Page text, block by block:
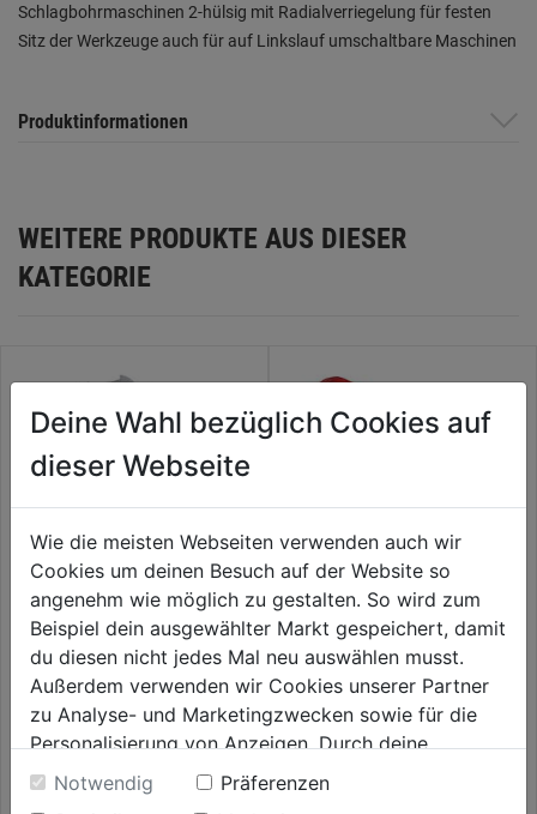
Schlagbohrmaschinen 2-hülsig mit Radialverriegelung für festen
Sitz der Werkzeuge auch für auf Linkslauf umschaltbare Maschinen
Produktinformationen
WEITERE PRODUKTE AUS DIESER
KATEGORIE
Meisterpumpe m.
Metallgehäuse Schaft 8mm
max. 3000 l/h
0.0 (0)
von
Sternen.
42,99€
SHOCKWAVE
Winkelschraubvorsatz 1/4"
Aufnahme inkl. 10 Bits
0.0 (0)
Sternen.
43,59€
Deine Wahl bezüglich Cookies auf
dieser Webseite
Wie die meisten Webseiten verwenden auch wir
Cookies um deinen Besuch auf der Website so
angenehm wie möglich zu gestalten. So wird zum
Beispiel dein ausgewählter Markt gespeichert, damit
du diesen nicht jedes Mal neu auswählen musst.
Außerdem verwenden wir Cookies unserer Partner
zu Analyse- und Marketingzwecken sowie für die
Personalisierung von Anzeigen. Durch deine
Einwilligung werden die Daten von Drittanbieter,
unter anderem auch in den USA, verarbeitet.
Notwendig
Präferenzen